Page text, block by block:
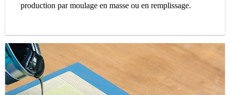
production par moulage en masse ou en remplissage.